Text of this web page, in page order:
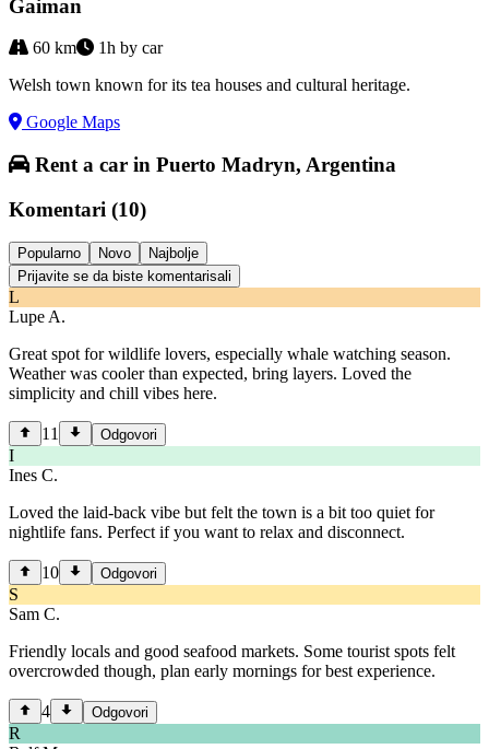
Gaiman
60 km
1h by car
Welsh town known for its tea houses and cultural heritage.
Google Maps
Rent a car in Puerto Madryn, Argentina
Komentari (10)
Popularno Novo
Najbolje
Prijavite se da biste komentarisali
L
Lupe A.
Great spot for wildlife lovers, especially whale watching season.
Weather was cooler than expected, bring layers. Loved the
simplicity and chill vibes here.
11 Odgovori
I
Ines C.
Loved the laid-back vibe but felt the town is a bit too quiet for
nightlife fans. Perfect if you want to relax and disconnect.
10 Odgovori
S
Sam C.
Friendly locals and good seafood markets. Some tourist spots felt
overcrowded though, plan early mornings for best experience.
4 Odgovori
R